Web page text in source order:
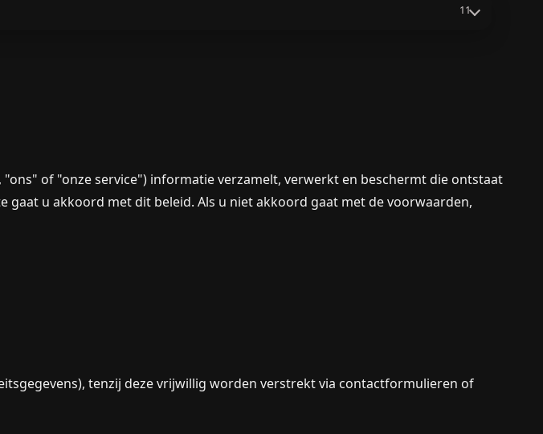
11
of "onze service") informatie verzamelt, verwerkt en beschermt die ontstaat
u akkoord met dit beleid. Als u niet akkoord gaat met de voorwaarden,
tenzij deze vrijwillig worden verstrekt via contactformulieren of